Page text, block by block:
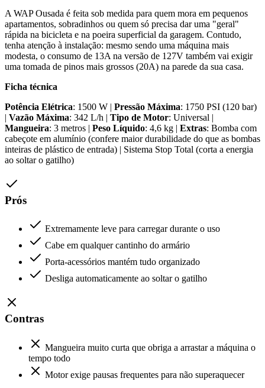
A WAP Ousada é feita sob medida para quem mora em pequenos
apartamentos, sobradinhos ou quem só precisa dar uma "geral"
rápida na bicicleta e na poeira superficial da garagem. Contudo,
tenha atenção à instalação: mesmo sendo uma máquina mais
modesta, o consumo de 13A na versão de 127V também vai exigir
uma tomada de pinos mais grossos (20A) na parede da sua casa.
Ficha técnica
Potência Elétrica: 1500 W | Pressão Máxima: 1750 PSI (120 bar)
| Vazão Máxima: 342 L/h | Tipo de Motor: Universal |
Mangueira: 3 metros | Peso Líquido: 4,6 kg | Extras: Bomba com
cabeçote em alumínio (confere maior durabilidade do que as bombas
inteiras de plástico de entrada) | Sistema Stop Total (corta a energia
ao soltar o gatilho)
Prós
Extremamente leve para carregar durante o uso
Cabe em qualquer cantinho do armário
Porta-acessórios mantém tudo organizado
Desliga automaticamente ao soltar o gatilho
Contras
Mangueira muito curta que obriga a arrastar a máquina o
tempo todo
Motor exige pausas frequentes para não superaquecer